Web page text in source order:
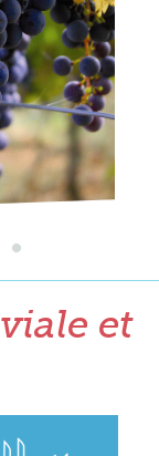
&
et